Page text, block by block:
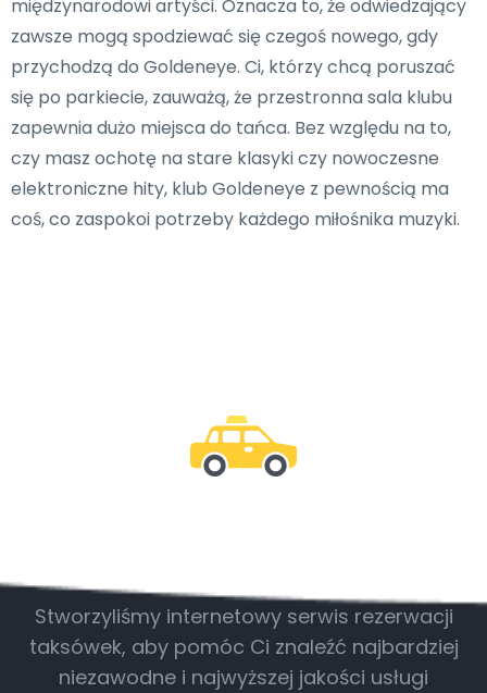
międzynarodowi artyści. Oznacza to, że odwiedzający
zawsze mogą spodziewać się czegoś nowego, gdy
przychodzą do Goldeneye. Ci, którzy chcą poruszać
się po parkiecie, zauważą, że przestronna sala klubu
zapewnia dużo miejsca do tańca. Bez względu na to,
czy masz ochotę na stare klasyki czy nowoczesne
elektroniczne hity, klub Goldeneye z pewnością ma
coś, co zaspokoi potrzeby każdego miłośnika muzyki.
Stworzyliśmy internetowy serwis rezerwacji
taksówek, aby pomóc Ci znaleźć najbardziej
niezawodne i najwyższej jakości usługi